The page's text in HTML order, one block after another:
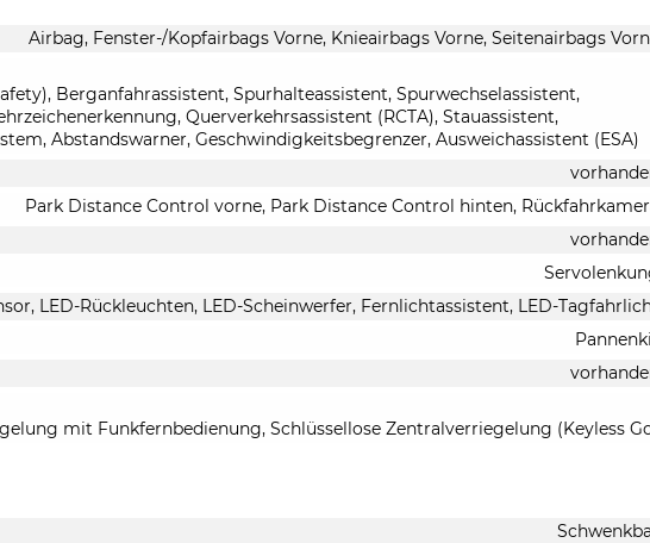
Airbag, Fenster-/Kopfairbags Vorne, Knieairbags Vorne, Seitenairbags
Berganfahrassistent, Spurhalteassistent, Spurwechselassistent,
Querverkehrsassistent (RCTA), Stauassistent,
Abstandswarner, Geschwindigkeitsbegrenzer, Ausweichassistent (ESA)
Park Distance Control vorne, Park Distance Control hinten,
LED-Rückleuchten, LED-Scheinwerfer, Fernlichtassistent, LED-
mit Funkfernbedienung, Schlüssellose Zentralverriegelung (Keyless